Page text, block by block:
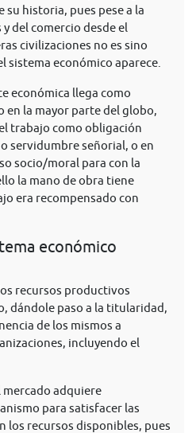
historia, pues pese a la
del comercio desde el
civilizaciones no es sino
sistema económico aparece.
económica llega como
en la mayor parte del globo,
trabajo como obligación
servidumbre señorial, o en
socio/moral para con la
la mano de obra tiene
era recompensado con
económico
recursos productivos
dándole paso a la titularidad,
de los mismos a
incluyendo el
mercado adquiere
para satisfacer las
los recursos disponibles, pues